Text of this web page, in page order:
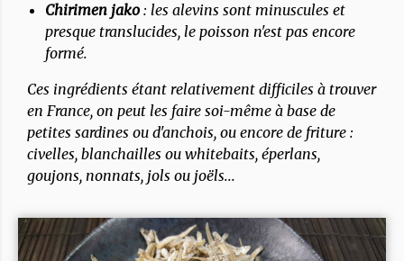
Chirimen jako : les alevins sont minuscules et
presque translucides, le poisson n'est pas encore
formé.
Ces ingrédients étant relativement difficiles à trouver
en France, on peut les faire soi-même à base de
petites sardines ou d'anchois, ou encore de friture :
civelles, blanchailles ou whitebaits, éperlans,
goujons, nonnats, jols ou joëls...